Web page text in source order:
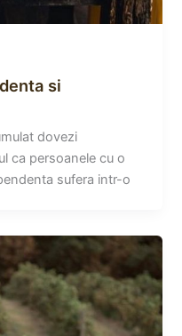
si
dovezi
ca persoanele cu o
sufera intr-o